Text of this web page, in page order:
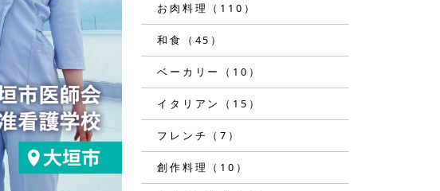
お肉料理（110）
和食（45）
ベーカリー（10）
イタリアン（15）
フレンチ（7）
創作料理（10）